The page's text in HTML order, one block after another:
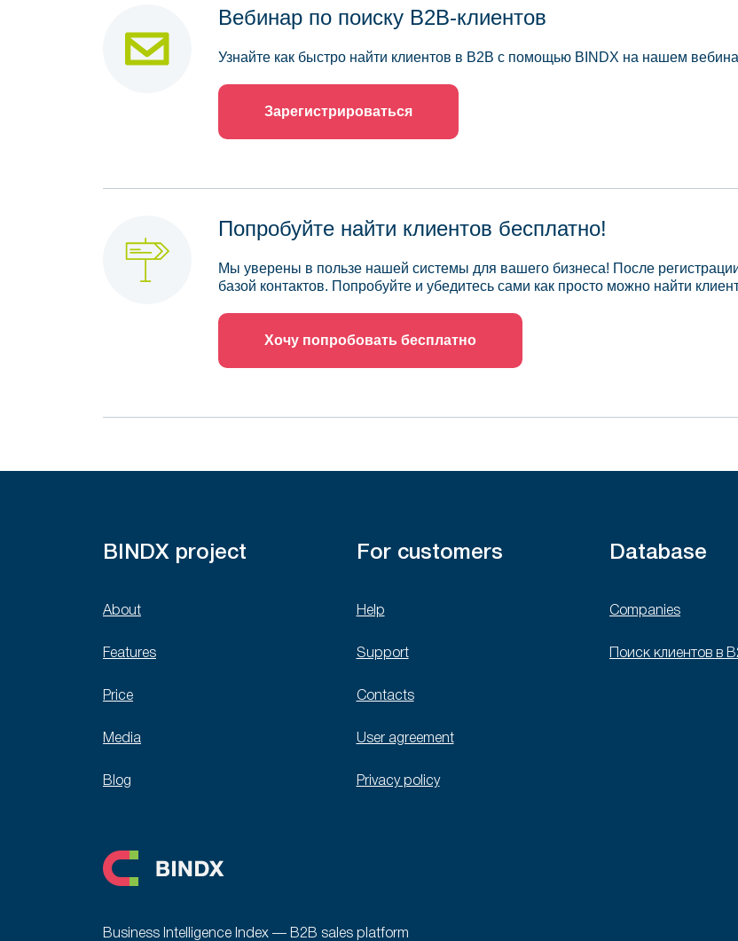
Вебинар по поиску B2B-клиентов
Узнайте как быстро найти клиентов в B2B с помощью BINDX на нашем
Зарегистрироваться
Попробуйте найти клиентов бесплатно!
Мы уверены в пользе нашей системы для вашего бизнеса! После
базой контактов. Попробуйте и убедитесь сами как просто можно найти
Хочу попробовать бесплатно
BINDX project
About
Features
Price
Media
Blog
For customers
Help
Support
Contacts
User agreement
Privacy policy
Database
Companies
Поиск клиентов в
Business Intelligence Index — B2B sales platform